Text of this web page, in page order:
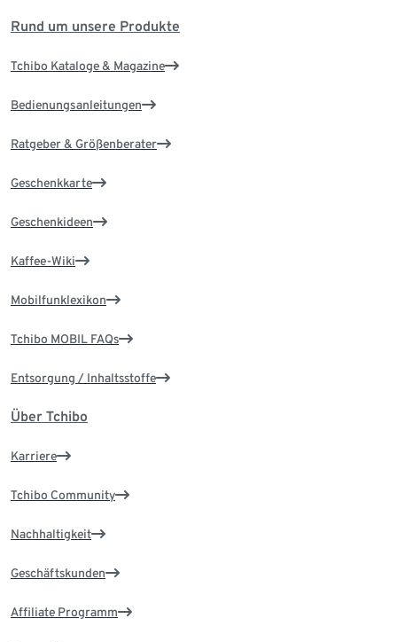
Rund um unsere Produkte
Tchibo Kataloge & Magazine
Bedienungsanleitungen
Ratgeber & Größenberater
Geschenkkarte
Geschenkideen
Kaffee-Wiki
Mobilfunklexikon
Tchibo MOBIL FAQs
Entsorgung / Inhaltsstoffe
Über Tchibo
Karriere
Tchibo Community
Nachhaltigkeit
Geschäftskunden
Affiliate Programm